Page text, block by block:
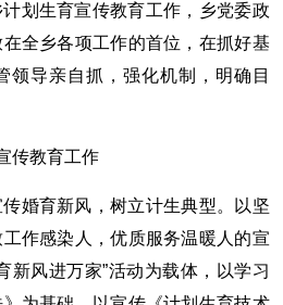
划生育宣传教育工作，乡党委政
全乡各项工作的首位，在抓好基
领导亲自抓，强化机制，明确目
传教育工作
婚育新风，树立计生典型。以坚
作感染人，优质服务温暖人的宣
新风进万家”活动为载体，以学习